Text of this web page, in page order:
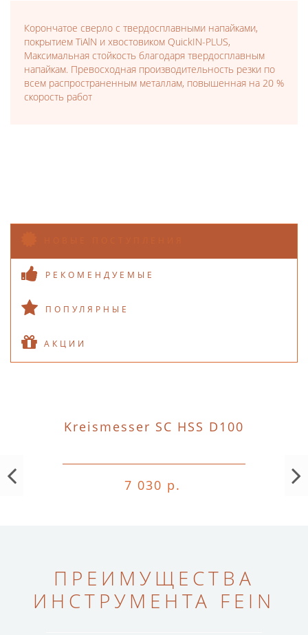
Корончатое сверло с твердосплавными напайками,
покрытием TiAlN и хвостовиком QuickIN-PLUS,
Максимальная стойкость благодаря твердосплавным
напайкам. Превосходная производительность резки по
всем распространенным металлам, повышенная на 20 %
скорость работ
РЕКОМЕНДУЕМЫЕ
ПОПУЛЯРНЫЕ
АКЦИИ
Kreismesser SC HSS D100
7 030 р.
ПРЕИМУЩЕСТВА
ИНСТРУМЕНТА FEIN